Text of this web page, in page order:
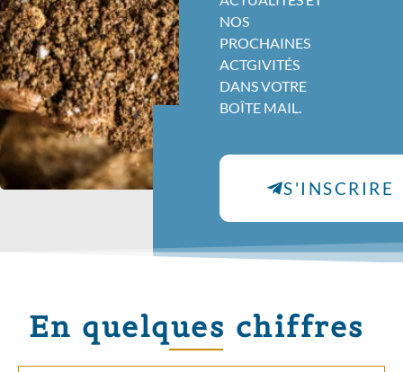
NOS
PROCHAINES
ACTGIVITÉS
DANS VOTRE
BOÎTE MAIL.
S'INSCRIRE
En quelques chiffres